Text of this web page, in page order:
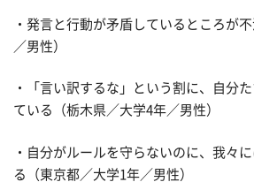
・発言と行動が矛盾しているところが
／男性）
・「言い訳するな」という割に、自分
ている（栃木県／大学4年／男性）
・自分がルールを守らないのに、我々
る（東京都／大学1年／男性）